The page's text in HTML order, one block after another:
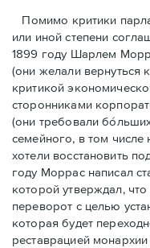
Помимо критики
или иной степени
1899 году Шарлем
(они желали
критикой
сторонниками
(они требовали
семейного, в том числе
хотели восстановить
году Моррас написал
которой утверждал,
переворот с целью
которая будет
реставрацией